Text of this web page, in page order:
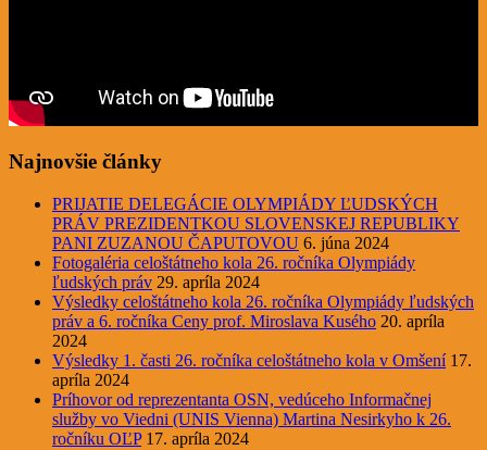
Najnovšie články
PRIJATIE DELEGÁCIE OLYMPIÁDY ĽUDSKÝCH
PRÁV PREZIDENTKOU SLOVENSKEJ REPUBLIKY
PANI ZUZANOU ČAPUTOVOU 6. júna 2024
Fotogaléria celoštátneho kola 26. ročníka Olympiády
ľudských práv 29. apríla 2024
Výsledky celoštátneho kola 26. ročníka Olympiády ľudských
práv a 6. ročníka Ceny prof. Miroslava Kusého 20. apríla
2024
Výsledky 1. časti 26. ročníka celoštátneho kola v Omšení 17.
apríla 2024
Príhovor od reprezentanta OSN, vedúceho Informačnej
služby vo Viedni (UNIS Vienna) Martina Nesirkyho k 26.
ročníku OĽP 17. apríla 2024